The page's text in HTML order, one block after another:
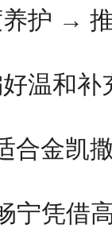
护 →
温和
合金凯
宁凭借